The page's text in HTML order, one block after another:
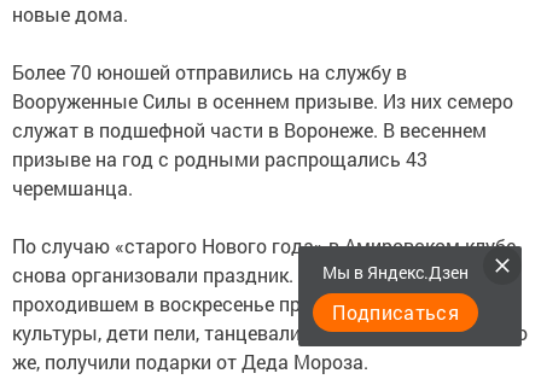
новые дома.
Более 70 юношей отправились на службу в
Вооруженные Силы в осеннем призыве. Из них семеро
служат в подшефной части в Воронеже. В весеннем
призыве на год с родными распрощались 43
черемшанца.
По случаю «старого Нового года» в Амировском клубе
снова организовали праздник. На мероприятии,
проходившем в воскресенье при участии работников
культуры, дети пели, танцевали, читали стихи и, конечно
же, получили подарки от Деда Мороза.
Мы в Яндекс.Дзен
Подписаться